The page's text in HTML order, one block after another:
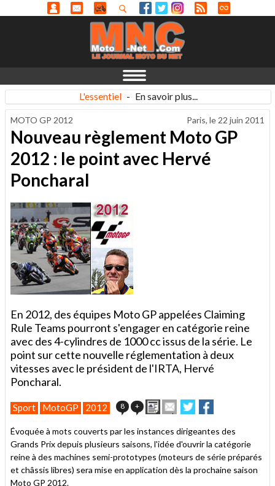
L'essentiel - En savoir plus...
MOTO GP 2012 Paris, le 22 juin 2011
Nouveau règlement Moto GP
2012 : le point avec Hervé
Poncharal
En 2012, des équipes Moto GP appelées Claiming
Rule Teams pourront s'engager en catégorie reine
avec des 4-cylindres de 1000 cc issus de la série. Le
point sur cette nouvelle réglementation à deux
vitesses avec le président de l'IRTA, Hervé
Poncharal.
Sport MotoGP 2012 8 + ImprimerEnvoyer
cet
à
un
ami
Partager
sur
sur
Évoquée à mots couverts par les instances dirigeantes des
Grands Prix depuis plusieurs saisons, l'idée d'ouvrir la catégorie
reine à des machines semi-prototypes (moteurs de série préparés
et châssis libres) sera mise en application dès la prochaine saison
Moto GP 2012.